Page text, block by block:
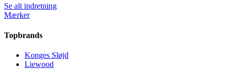
Se alt indretning
Mærker
Topbrands
Konges Sløjd
Liewood